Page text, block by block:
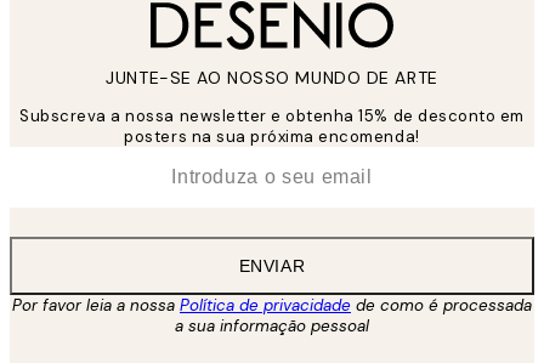
JUNTE-SE AO NOSSO MUNDO DE ARTE
Subscreva a nossa newsletter e obtenha 15% de desconto em
posters na sua próxima encomenda!
ENVIAR
Por favor leia a nossa Política de privacidade de como é processada
a sua informação pessoal